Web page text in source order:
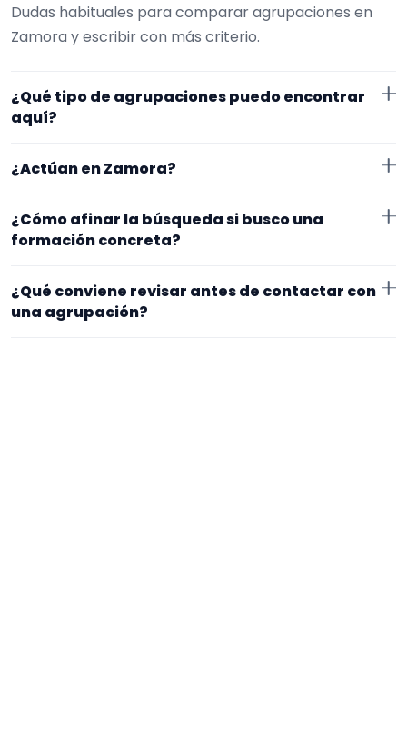
Dudas habituales para comparar agrupaciones en
Zamora y escribir con más criterio.
¿Qué tipo de agrupaciones puedo encontrar
aquí?
cumpleaños. Conviene comparar repertorio, tamaño
¿Actúan en Zamora?
trabajan en Zamora. Algunos son de la zona y otros se
exacto, horarios y posibles gastos.
¿Cómo afinar la búsqueda si busco una
formación concreta?
Empieza por el tipo de evento y la zona. Si ya sabes el
formato que te encaja, usa el filtro de tipo de
agrupación para quedarte con opciones más
¿Qué conviene revisar antes de contactar con
una agrupación?